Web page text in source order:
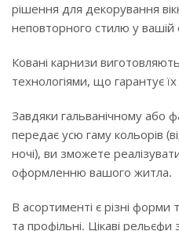
рішення для декорування
неповторного стилю у вашій
Ковані карнизи
технологіями, що гарантує їх
Завдяки гальванічному або
передає усю гаму кольорів
ночі), ви зможете
оформленню вашого житла.
В асортименті є різні форми
та профільні. Цікаві